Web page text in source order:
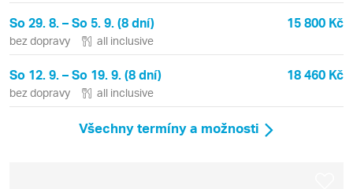
So 29. 8. – So 5. 9. (8 dní) 15 800 Kč
bez dopravy all inclusive
So 12. 9. – So 19. 9. (8 dní) 18 460 Kč
bez dopravy all inclusive
Všechny termíny a možnosti